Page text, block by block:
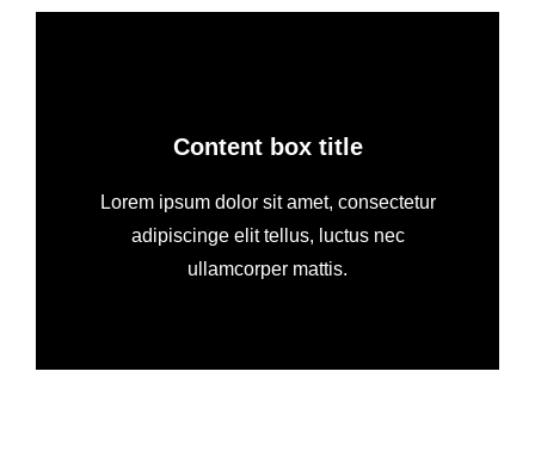
Content box title
Lorem ipsum dolor sit amet, consectetur
adipiscinge elit tellus, luctus nec
ullamcorper mattis.